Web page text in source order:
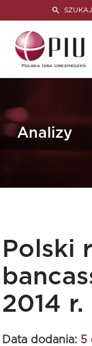
SZUKAJ
Analizy
Polski
2014 r.
Data dodania: 5